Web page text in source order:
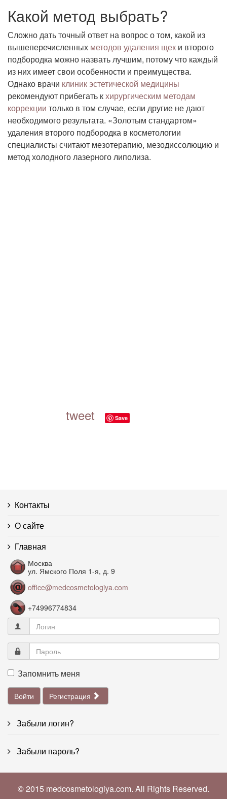
Какой метод выбрать?
Сложно дать точный ответ на вопрос о том, какой из
вышеперечисленных методов удаления щек и второго
подбородка можно назвать лучшим, потому что каждый
из них имеет свои особенности и преимущества.
Однако врачи клиник эстетической медицины
рекомендуют прибегать кхирургическим методам
коррекции только в том случае, если другие не дают
необходимого результата. «Золотым стандартом»
удаления второго подбородка в косметологии
специалисты считают мезотерапию, мезодиссолюцию и
метод холодного лазерного липолиза.
tweet Save
Контакты
О сайте
Главная
Москва
ул. Ямского Поля 1-я, д. 9
office@medcosmetologiya.com
+74996774834
Запомнить меня
Войти Регистрация
Забыли логин?
Забыли пароль?
© 2015 medcosmetologiya.com. All Rights Reserved.